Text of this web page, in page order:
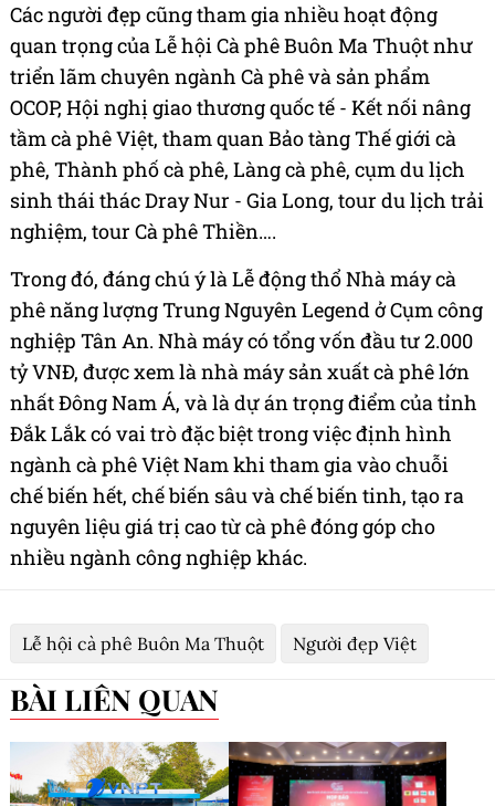
Các người đẹp cũng tham gia nhiều hoạt động
quan trọng của Lễ hội Cà phê Buôn Ma Thuột như
triển lãm chuyên ngành Cà phê và sản phẩm
OCOP, Hội nghị giao thương quốc tế - Kết nối nâng
tầm cà phê Việt, tham quan Bảo tàng Thế giới cà
phê, Thành phố cà phê, Làng cà phê, cụm du lịch
sinh thái thác Dray Nur - Gia Long, tour du lịch trải
nghiệm, tour Cà phê Thiền….
Trong đó, đáng chú ý là Lễ động thổ Nhà máy cà
phê năng lượng Trung Nguyên Legend ở Cụm công
nghiệp Tân An. Nhà máy có tổng vốn đầu tư 2.000
tỷ VNĐ, được xem là nhà máy sản xuất cà phê lớn
nhất Đông Nam Á, và là dự án trọng điểm của tỉnh
Đắk Lắk có vai trò đặc biệt trong việc định hình
ngành cà phê Việt Nam khi tham gia vào chuỗi
chế biến hết, chế biến sâu và chế biến tinh, tạo ra
nguyên liệu giá trị cao từ cà phê đóng góp cho
nhiều ngành công nghiệp khác.
Lễ hội cà phê Buôn Ma Thuột Người đẹp Việt
BÀI LIÊN QUAN